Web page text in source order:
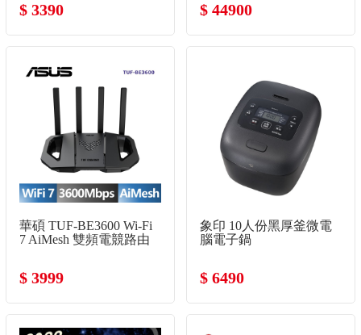
$ 3390 $ 44900
華碩 TUF-BE3600 Wi-Fi
7 AiMesh 雙頻電競路由
$ 3999
象印 10人份黑厚釜微電
腦電子鍋
$ 6490